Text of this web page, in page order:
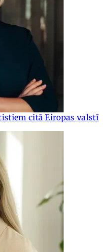
citā Eiropas valstī